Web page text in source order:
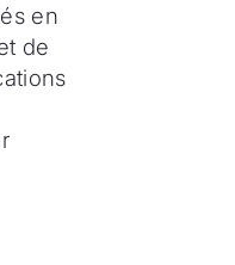
en
de